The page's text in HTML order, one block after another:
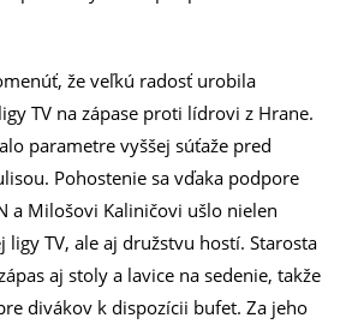
že veľkú radosť urobila
TV na zápase proti lídrovi z Hrane.
parametre vyššej súťaže pred
Pohostenie sa vďaka podpore
a Milošovi Kaliničovi ušlo nielen
ligy TV, ale aj družstvu hostí. Starosta
aj stoly a lavice na sedenie, takže
divákov k dispozícii bufet. Za jeho